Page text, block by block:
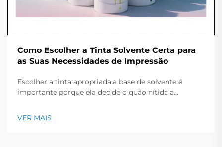
Como Escolher a Tinta Solvente Certa para
as Suas Necessidades de Impressão
Escolher a tinta apropriada a base de solvente é
importante porque ela decide o quão nítida a
uma visão geral dos principais tipos de tinta, os
VER MAIS